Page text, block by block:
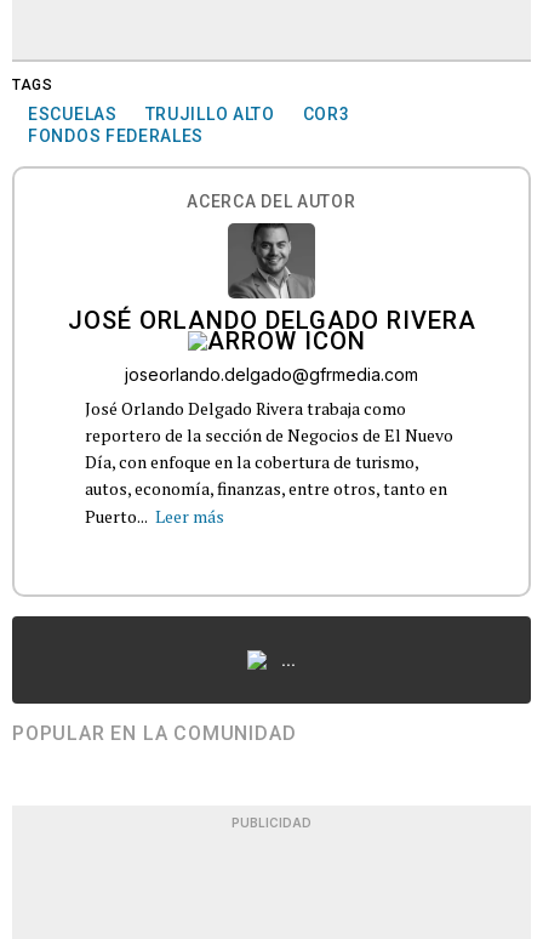
TAGS
ESCUELAS TRUJILLO ALTO
COR3
FONDOS FEDERALES
ACERCA DEL AUTOR
JOSÉ ORLANDO DELGADO RIVERA
joseorlando.delgado@gfrmedia.com
José Orlando Delgado Rivera trabaja como
reportero de la sección de Negocios de El Nuevo
Día, con enfoque en la cobertura de turismo,
autos, economía, finanzas, entre otros, tanto en
Puerto... Leer más
...
POPULAR EN LA COMUNIDAD
PUBLICIDAD